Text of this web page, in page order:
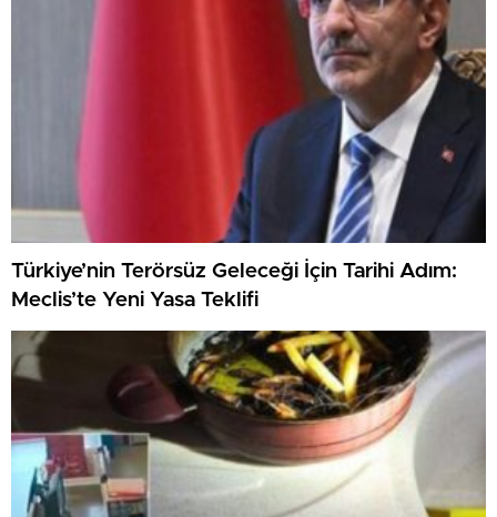
Türkiye’nin Terörsüz Geleceği İçin Tarihi Adım:
Meclis’te Yeni Yasa Teklifi